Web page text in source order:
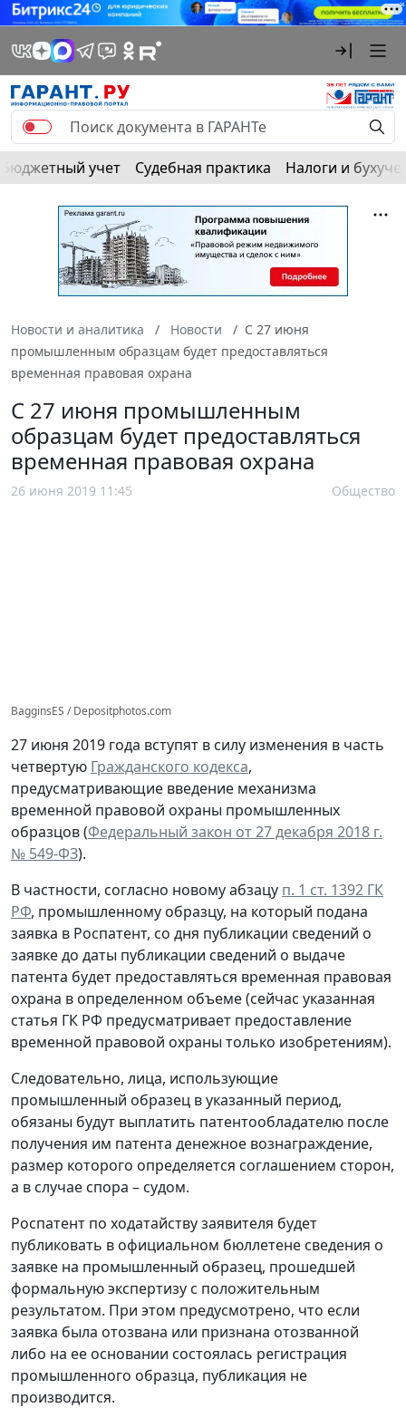
Бюджетный учет Судебная практика Налоги и
Новости и аналитика Новости
С 27 июня
промышленным образцам будет предоставляться
временная правовая охрана
С 27 июня промышленным
образцам будет предоставляться
временная правовая охрана
26 июня 2019 11:45 Общество
BagginsES / Depositphotos.com
27 июня 2019 года вступят в силу изменения в часть
четвертую Гражданского кодекса,
предусматривающие введение механизма
временной правовой охраны промышленных
образцов (Федеральный закон от 27 декабря 2018 г.
№ 549-ФЗ).
В частности, согласно новому абзацу п. 1 ст. 1392 ГК
РФ, промышленному образцу, на который подана
заявка в Роспатент, со дня публикации сведений о
заявке до даты публикации сведений о выдаче
патента будет предоставляться временная правовая
охрана в определенном объеме (сейчас указанная
статья ГК РФ предусматривает предоставление
временной правовой охраны только изобретениям).
Следовательно, лица, использующие
промышленный образец в указанный период,
обязаны будут выплатить патентообладателю после
получения им патента денежное вознаграждение,
размер которого определяется соглашением сторон,
а в случае спора – судом.
Роспатент по ходатайству заявителя будет
публиковать в официальном бюллетене сведения о
заявке на промышленный образец, прошедшей
формальную экспертизу с положительным
результатом. При этом предусмотрено, что если
заявка была отозвана или признана отозванной
либо на ее основании состоялась регистрация
промышленного образца, публикация не
производится.